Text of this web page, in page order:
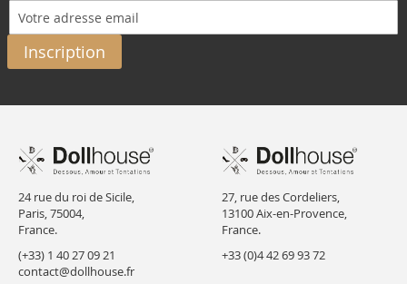
Inscription
24 rue du roi de Sicile,
Paris, 75004,
France.
(+33) 1 40 27 09 21
contact@dollhouse.fr
27, rue des Cordeliers,
13100 Aix-en-Provence,
France.
+33 (0)4 42 69 93 72